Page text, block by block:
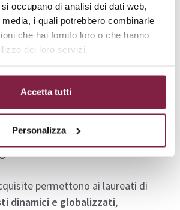
occupano di analisi dei dati web,
i quali potrebbero combinarle
che hai fornito loro o che hanno
dei loro servizi.
Accetta tutti
Personalizza
dell’Università Mercatorum
a una vasta gamma di opportunità
settori. Grazie alla formazione
preparati per ricoprire ruoli di
gestione delle risorse umane, nella
e nello sviluppo del personale.
del personale, e responsabili
permettono ai laureati di
dinamici e globalizzati,